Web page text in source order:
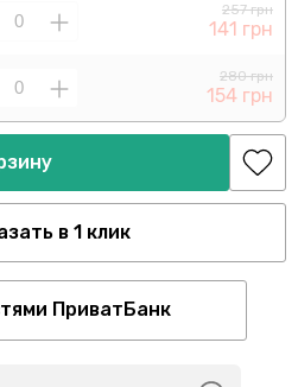
257 грн
141 грн
280 грн
154 грн
в 1 клик
ПриватБанк